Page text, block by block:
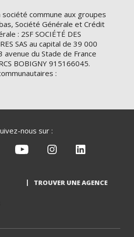
société commune aux groupes
Société Générale et Crédit
: 2SF SOCIÉTÉ DES
SAS au capital de 39 000
avenue du Stade de France
BOBIGNY 915166045.
:
nous sur :
TROUVER UNE AGENCE